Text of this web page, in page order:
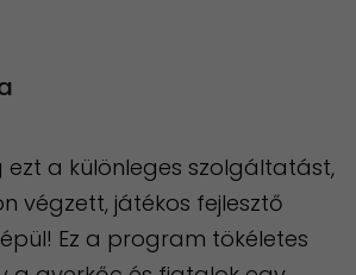
ezt a különleges szolgáltatást,
végzett, játékos fejlesztő
Ez a program tökéletes